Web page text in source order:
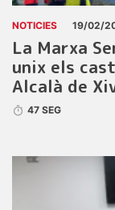
NOTICIES 19/02/
La Marxa
unix els
Alcalà de
47 SEG